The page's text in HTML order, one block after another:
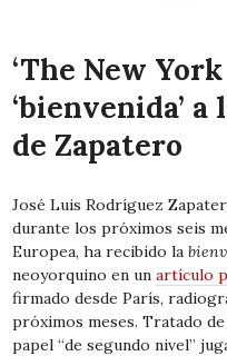
‘The New
‘bienvenida’
de Zapatero
José Luis Rodríguez
durante los próximos seis
Europea, ha recibido la
neoyorquino en unartículo
firmado desde París,
próximos meses. Tratado
papel “de segundo nivel”